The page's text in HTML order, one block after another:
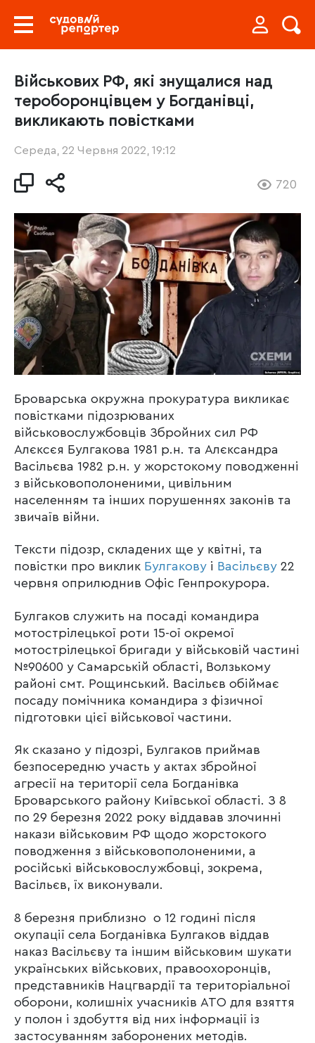
Військових РФ, які знущалися над
тероборонцівцем у Богданівці,
викликають повістками
Середа, 22 Червня 2022, 19:12
720
Броварська окружна прокуратура викликає
повістками підозрюваних
військовослужбовців Збройних сил РФ
Алєксєя Булгакова 1981 р.н. та Алєксандра
Васільєва 1982 р.н. у жорстокому поводженні
з військовополоненими, цивільним
населенням та інших порушеннях законів та
звичаїв війни.
Тексти підозр, складених ще у квітні, та
повістки про виклик Булгакову і Васільєву 22
червня оприлюднив Офіс Генпрокурора.
Булгаков служить на посаді командира
мотострілецької роти 15-ої окремої
мотострілецької бригади у військовій частині
№90600 у Самарській області, Волзькому
районі смт. Рощинський. Васільєв обіймає
посаду помічника командира з фізичної
підготовки цієї військової частини.
Як сказано у підозрі, Булгаков приймав
безпосередню участь у актах збройної
агресії на території села Богданівка
Броварського району Київської області. З 8
по 29 березня 2022 року віддавав злочинні
накази військовим РФ щодо жорстокого
поводження з військовополоненими, а
російські військовослужбовці, зокрема,
Васільєв, їх виконували.
8 березня приблизно о 12 годині після
окупації села Богданівка Булгаков віддав
наказ Васільєву та іншим військовим шукати
українських військових, правоохоронців,
представників Нацгвардії та територіальної
оборони, колишніх учасників АТО для взяття
у полон і здобуття від них інформації із
застосуванням заборонених методів.